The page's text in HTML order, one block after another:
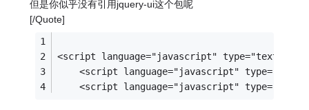
但是你似乎没有引用jquery-ui这个包呢
[/Quote]
<script language="javascript" type="text/
<script language="javascript"
<script language="javascript"